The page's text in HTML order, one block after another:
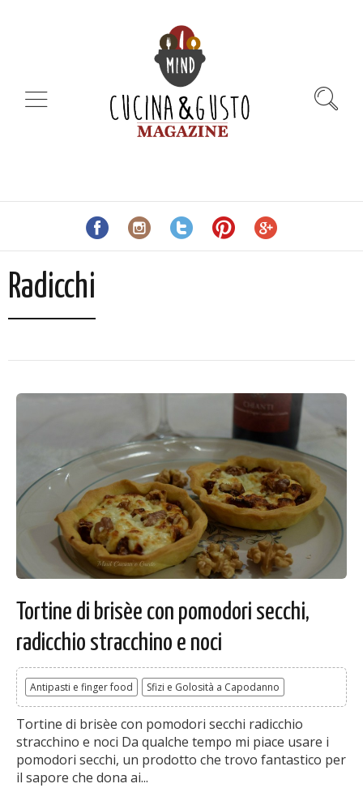
Radicchi
Tortine di brisèe con pomodori secchi,
radicchio stracchino e noci
Antipasti e finger food Sfizi e Golosità a Capodanno
Tortine di brisèe con pomodori secchi radicchio
stracchino e noci Da qualche tempo mi piace usare i
pomodori secchi, un prodotto che trovo fantastico per
il sapore che dona ai...